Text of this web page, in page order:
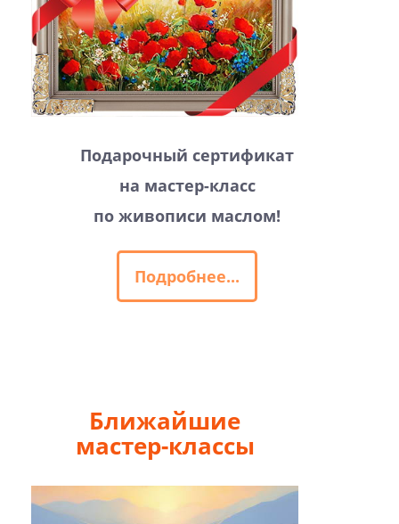
Подарочный сертификат
на мастер-класс
по живописи маслом!
Подробнее...
Ближайшие
мастер-классы